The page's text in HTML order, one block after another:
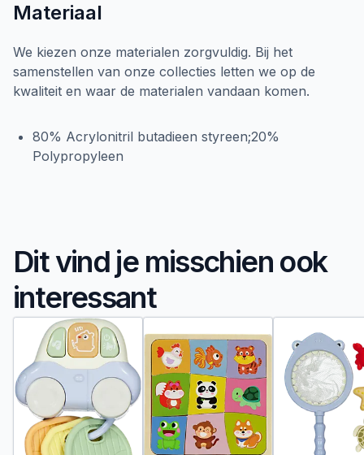
Materiaal
We kiezen onze materialen zorgvuldig. Bij het
samenstellen van onze collecties letten we op de
kwaliteit en waar de materialen vandaan komen.
80% Acrylonitril butadieen styreen;20%
Polypropyleen
Dit vind je misschien ook
interessant